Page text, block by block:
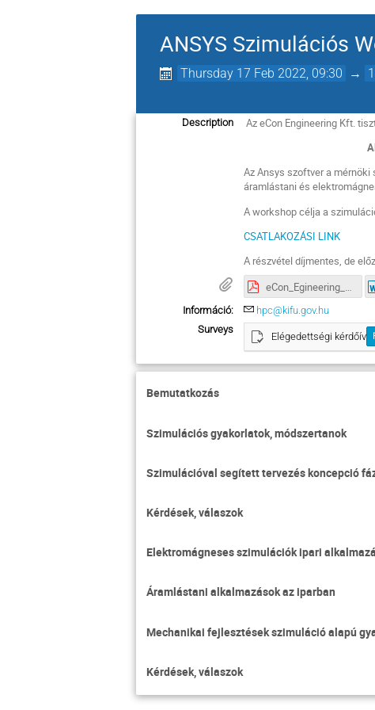
ANSYS Szimulációs
Thursday 17 Feb 2022, 09:30 →
Description Az eCon Engineering Kft.
ANSYS
Az Ansys szoftver a
áramlástani és
A workshop célja a
CSATLAKOZÁSI LINK
A részvétel díjmentes, de
eCon_Egineering_MS-Teams_tutorial.pdf
Információ:
hpc@kifu.gov.hu
Surveys
Elégedettségi kérdőív
Bemutatkozás
Szimulációs gyakorlatok, módszertanok
Szimulációval segített tervezés koncepció
Kérdések, válaszok
Elektromágneses szimulációk ipari
Áramlástani alkalmazások az iparban
Mechanikai fejlesztések szimuláció alapú
Kérdések, válaszok